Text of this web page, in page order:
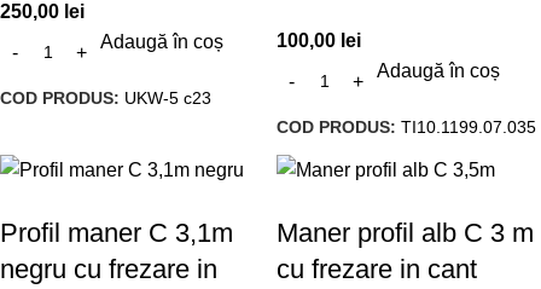
250,00 lei
Adaugă în coș
COD PRODUS: UKW-5 c23
100,00 lei
Adaugă în coș
COD PRODUS: TI10.1199.07.035
Profil maner C 3,1m
negru cu frezare in
Maner profil alb C 3 m
cu frezare in cant